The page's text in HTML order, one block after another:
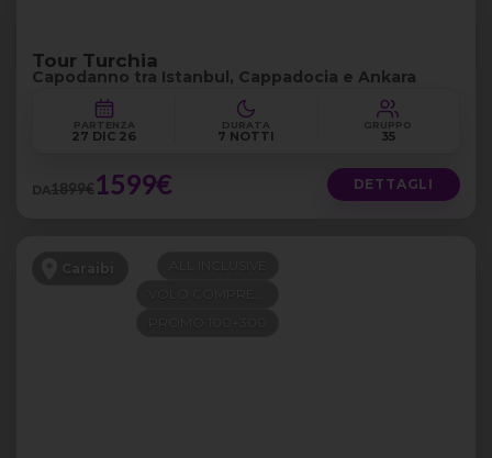
Tour Turchia
Capodanno tra Istanbul, Cappadocia e Ankara
PARTENZA
27 DIC 26
DURATA
7 NOTTI
GRUPPO
35
DA1899€1599€ DETTAGLI
Caraibi